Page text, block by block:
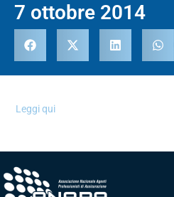
7 ottobre 2014
Leggi qui